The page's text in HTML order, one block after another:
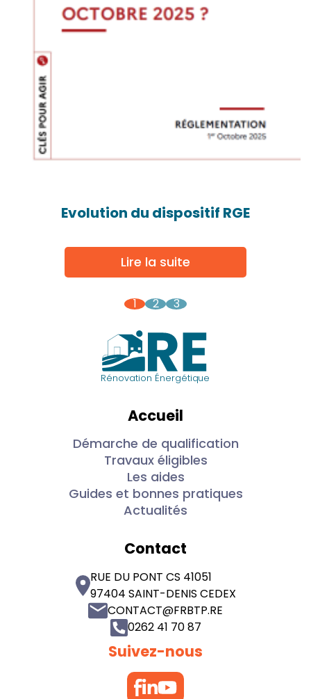
Evolution du dispositif RGE
Lire la suite
1 2 3
Rénovation Énergétique
Accueil
Démarche de qualification
Travaux éligibles
Les aides
Guides et bonnes pratiques
Actualités
Contact
RUE DU PONT CS 41051
97404 SAINT-DENIS CEDEX
CONTACT@FRBTP.RE
0262 41 70 87
Suivez-nous